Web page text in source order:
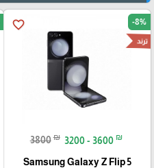
favorite_border -8%
ترند
3800 ₪ 3200 - 3600 ₪
Samsung Galaxy Z Flip 5